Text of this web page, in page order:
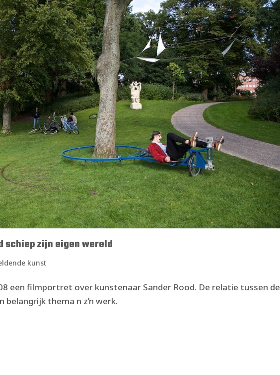
schiep zijn eigen wereld
kunst
een filmportret over kunstenaar Sander Rood. De relatie tussen de
belangrijk thema n z’n werk.